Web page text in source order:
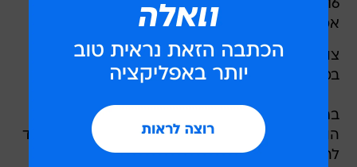
16 פצועים נוספים נזקקו להמשך טיפול ופונו על-ידי
אמבולנסים לבית החולים זיו בצפת.
צוותים גדולים של מגן דוד אדום ימשיכו לשהות
במקום לאורך היום.
בתוך כך, בשל מדורות ל"ג בעומר זיהום אוויר חריג
הורגש אתמול ברוב חלקי הארץ, כך נמסר מהמשרד
להגנת הסביבה. לדברי המשרד, שיא הזיהום הורגש